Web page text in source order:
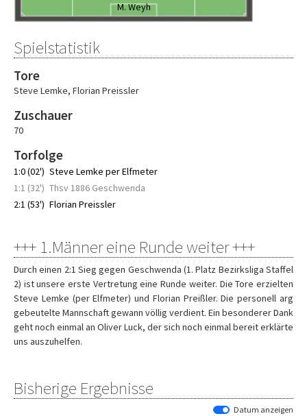
M. Weyh
Spielstatistik
Tore
Steve Lemke, Florian Preissler
Zuschauer
70
Torfolge
1:0 (02') Steve Lemke per Elfmeter
1:1 (32') Thsv 1886 Geschwenda
2:1 (53') Florian Preissler
+++ 1.Männer eine Runde weiter +++
Durch einen 2:1 Sieg gegen Geschwenda (1. Platz Bezirksliga Staffel
2) ist unsere erste Vertretung eine Runde weiter. Die Tore erzielten
Steve Lemke (per Elfmeter) und Florian Preißler. Die personell arg
gebeutelte Mannschaft gewann völlig verdient. Ein besonderer Dank
geht noch einmal an Oliver Luck, der sich noch einmal bereit erklärte
uns auszuhelfen.
Bisherige Ergebnisse
Datum anzeigen